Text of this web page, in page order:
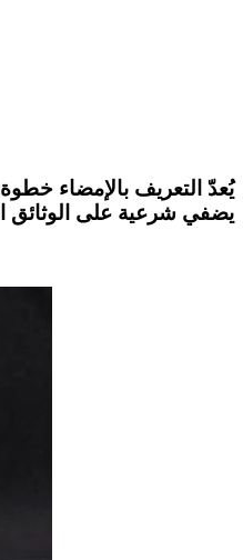
يُعدّ التعريف بالإمضاء خطوة
يضفي شرعية على الوثائق